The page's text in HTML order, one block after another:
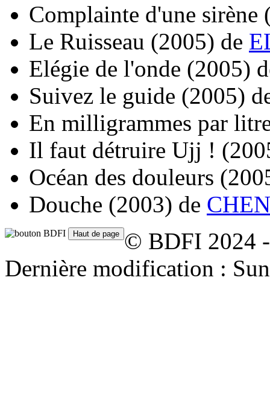
Complainte d'une sirène
Le Ruisseau (2005) de
Elégie de l'onde (2005)
Suivez le guide (2005)
En milligrammes par
Il faut détruire Ujj !
Océan des douleurs
Douche (2003) de
© BDFI 2024
Dernière modification :